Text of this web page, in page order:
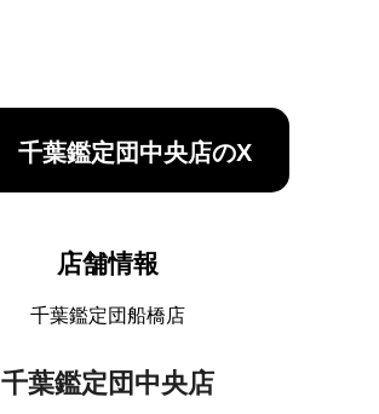
千葉鑑定団中央店のX
店舗情報
千葉鑑定団船橋店
千葉鑑定団中央店